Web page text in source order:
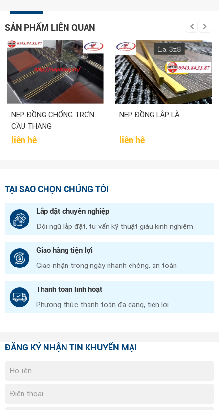
SẢN PHẨM LIÊN QUAN
NẸP ĐỒNG CHỐNG TRƠN
CẦU THANG
liên hệ
NẸP ĐỒNG LẬP LÀ
liên hệ
TẠI SAO CHỌN CHÚNG TÔI
Lắp đặt chuyên nghiệp
Đội ngũ lắp đặt, tư vấn kỹ thuật giàu kinh nghiệm
Giao hàng tiện lợi
Giao nhận trong ngày nhanh chóng, an toàn
Thanh toán linh hoạt
Phương thức thanh toán đa dạng, tiện lợi
ĐĂNG KÝ NHẬN TIN KHUYẾN MẠI